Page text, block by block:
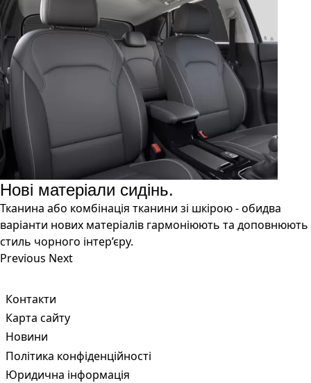
Нові матеріали сидінь.
Тканина або комбінація тканини зі шкірою - обидва
варіанти нових матеріалів гармоніюють та доповнюють
стиль чорного інтер’єру.
Previous Next
Контакти
Карта сайту
Новини
Політика конфіденційності
Юридична інформація